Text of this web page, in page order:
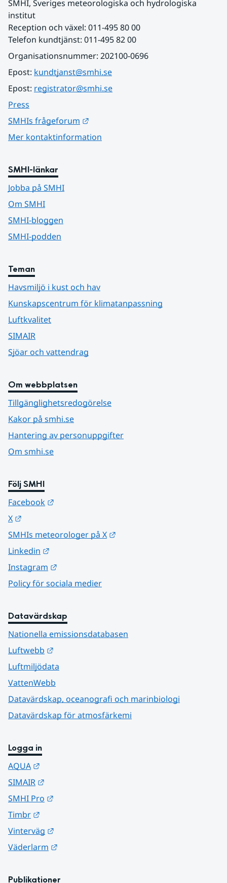
SMHI, Sveriges meteorologiska och hydrologiska
institut
Reception och växel: 011-495 80 00
Telefon kundtjänst: 011-495 82 00
Organisationsnummer: 202100-0696
Epost: kundtjanst@smhi.se
Epost: registrator@smhi.se
Press
SMHIs frågeforum
Mer kontaktinformation
SMHI-länkar
Jobba på SMHI
Om SMHI
SMHI-bloggen
SMHI-podden
Teman
Havsmiljö i kust och hav
Kunskapscentrum för klimatanpassning
Luftkvalitet
SIMAIR
Sjöar och vattendrag
Om webbplatsen
Tillgänglighetsredogörelse
Kakor på smhi.se
Hantering av personuppgifter
Om smhi.se
Följ SMHI
Facebook
X
SMHIs meteorologer på X
Linkedin
Instagram
Policy för sociala medier
Datavärdskap
Nationella emissionsdatabasen
Luftwebb
Luftmiljödata
VattenWebb
Datavärdskap, oceanografi och marinbiologi
Datavärdskap för atmosfärkemi
Logga in
AQUA
SIMAIR
SMHI Pro
Timbr
Vinterväg
Väderlarm
Publikationer